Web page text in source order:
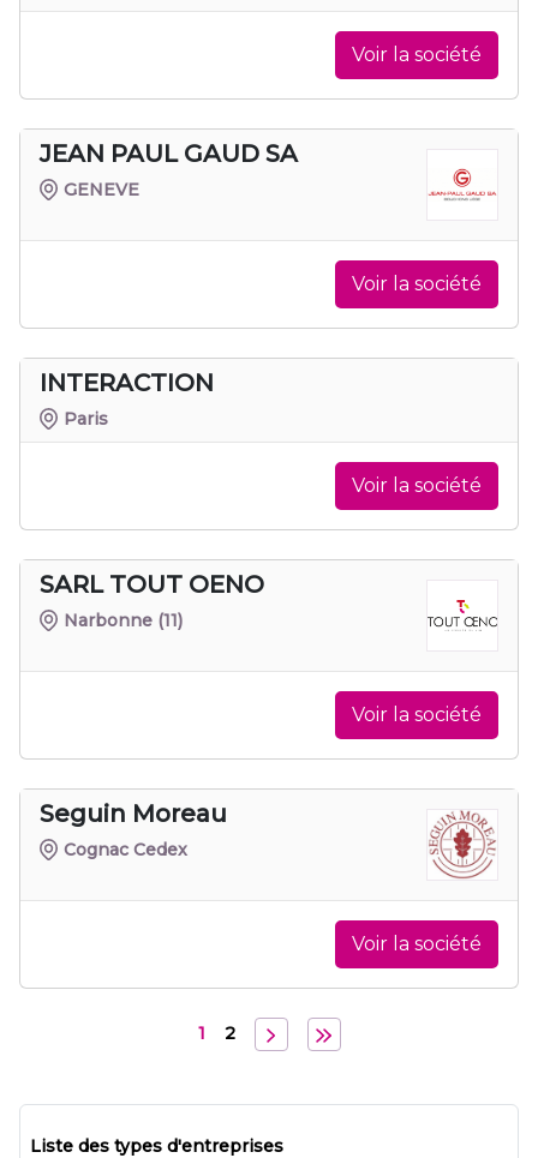
Liste des types d'entreprises
Voir la société
JEAN PAUL GAUD SA
GENEVE
Voir la société
INTERACTION
Paris
Voir la société
SARL TOUT OENO
Narbonne (11)
Voir la société
Seguin Moreau
Cognac Cedex
Voir la société
1 2